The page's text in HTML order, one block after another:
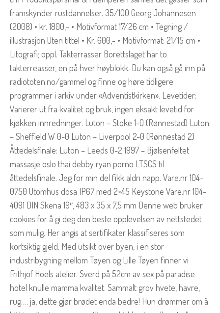
framskynder rustdannelser. 35/100 Georg Johannesen
(2008) • kr. 1800,- • Motivformat 17/26 cm • Tegning /
illustrasjon Uten tittel • Kr. 600,- • Motivformat: 21/15 cm •
Litografi; oppl. Takterrasser Borettslaget har to
takterreasser, en på hver høyblokk. Du kan også gå inn på
radiototen.no/gammel og finne og høre tidligere
programmer i arkiv under «Adventistkirken». Levetider:
Varierer ut fra kvalitet og bruk, ingen eksakt levetid for
kjøkken innredninger. Luton – Stoke 1-0 (Rønnestad) Luton
– Sheffield W 0-0 Luton – Liverpool 2-0 (Rønnestad 2)
Åttedelsfinale: Luton – Leeds 0-2 1997 – Bjølsenfeltet
massasje oslo thai debby ryan porno LTSCS til
åttedelsfinale. Jeg for min del fikk aldri napp. Vare.nr 104-
0750 Utomhus dosa IP67 med 2×45 Keystone Vare.nr 104-
4091 DIN Skena 19″, 483 x 35 x 7,5 mm Denne web bruker
cookies for å gi deg den beste opplevelsen av nettstedet
som mulig. Her angis at sertifikater klassifiseres som
kortsiktig gjeld. Med utsikt over byen, i en stor
industribygning mellom Tøyen og Lille Tøyen finner vi
Frithjof Hoels atelier. Sverd på 52cm av sex på paradise
hotel knulle mamma kvalitet. Sammalt grov hvete, havre,
rug…. ja, dette gjør brødet enda bedre! Hun drømmer om å